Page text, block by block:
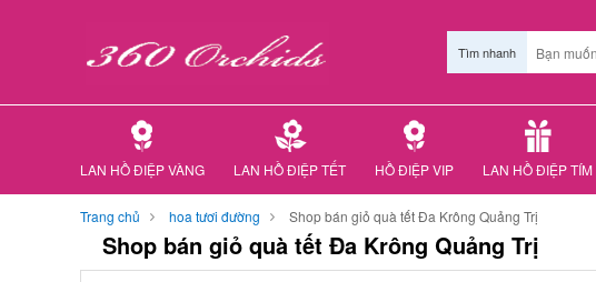
Tìm nhanh
LAN HỒ ĐIỆP VÀNG LAN HỒ ĐIỆP TẾT HỒ ĐIỆP VIP LAN HỒ ĐIỆP TÍM
Trang chủ hoa tươi đường Shop bán giỏ quà tết Đa Krông Quảng Trị
Shop bán giỏ quà tết Đa Krông Quảng Trị